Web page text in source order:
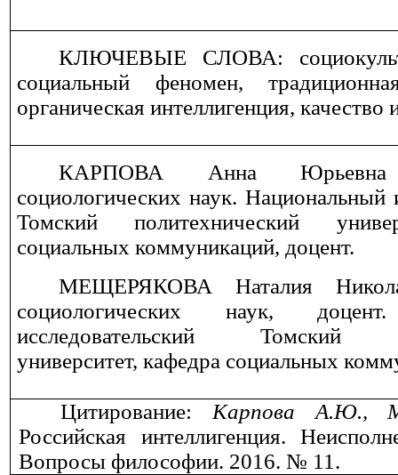
КЛЮЧЕВЫЕ СЛОВА:
социальный феномен,
органическая интеллигенция, качество
КАРПОВА Анна
социологических наук. Национальный
Томский политехнический
социальных коммуникаций, доцент.
МЕЩЕРЯКОВА Наталия
социологических наук,
исследовательский Томский
университет, кафедра социальных
Цитирование:Карпова А.Ю.,
Российская интеллигенция.
Вопросы философии. 2016. № 11.